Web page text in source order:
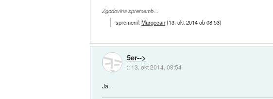
Zgodovina sprememb…
spremenil:Margecan(13. okt 2014 ob 08:53)
5er-->
:: 13. okt 2014, 08:54
Ja.